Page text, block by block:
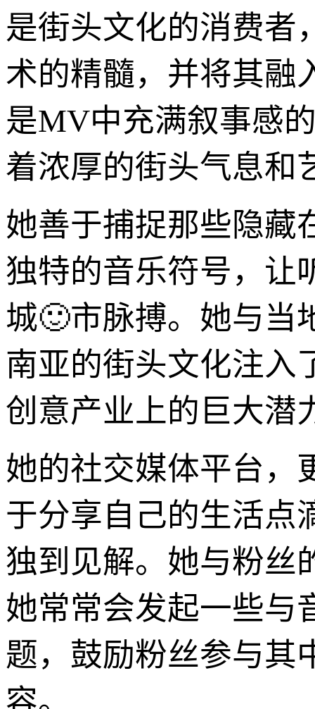
是街头文化的消费者
术的精髓，并将其融
是MV中充满叙事感
着浓厚的街头气息和
她善于捕捉那些隐藏
独特的音乐符号，让
城🙂市脉搏。她与当
南亚的街头文化注入
创意产业上的巨大潜
她的社交媒体平台，
于分享自己的生活点
独到见解。她与粉丝
她常常会发起一些与
题，鼓励粉丝参与其
容。